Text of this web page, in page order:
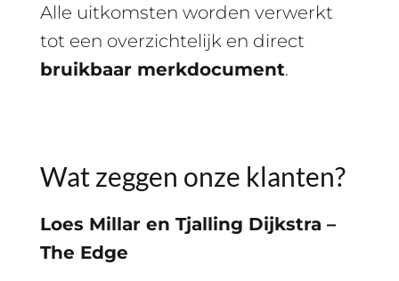
Alle uitkomsten worden verwerkt
tot een overzichtelijk en direct
bruikbaar merkdocument.
Wat zeggen onze klanten?
Loes Millar en Tjalling Dijkstra –
The Edge